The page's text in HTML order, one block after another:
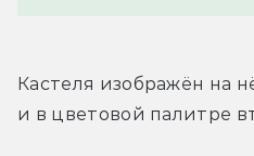
Кастеля изображён на
и в цветовой палитре